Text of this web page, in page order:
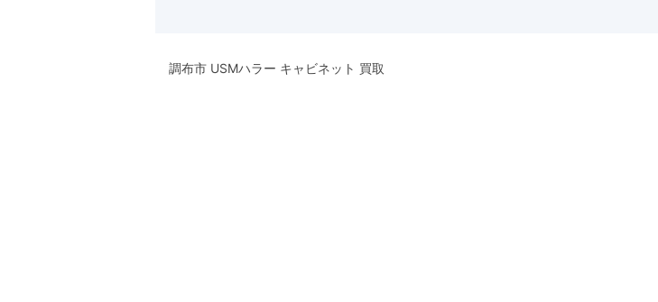
調布市 USMハラー キャビネット 買取